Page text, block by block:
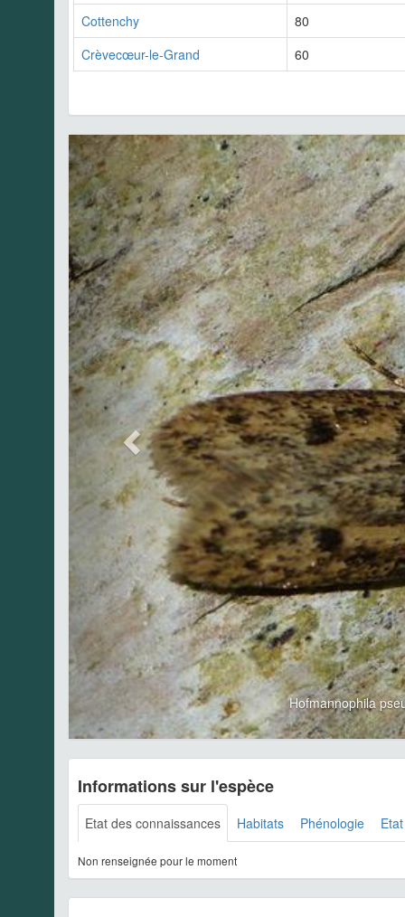
Cottenchy
80
Crèvecœur-le-Grand
60
Hofmannophila
Informations sur l'espèce
Etat des connaissances Habitats Phénologie
Non renseignée pour le moment